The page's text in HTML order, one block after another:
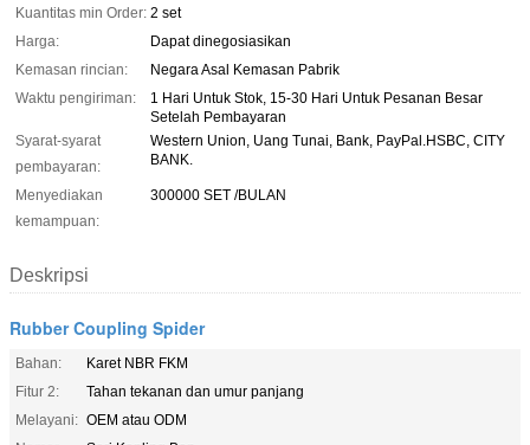
Kuantitas min Order: 2 set
Harga:
Dapat dinegosiasikan
Kemasan rincian:
Negara Asal Kemasan Pabrik
Waktu pengiriman:
1 Hari Untuk Stok, 15-30 Hari Untuk Pesanan Besar
Setelah Pembayaran
Syarat-syarat
pembayaran:
Western Union, Uang Tunai, Bank, PayPal.HSBC, CITY
BANK.
Menyediakan
kemampuan:
300000 SET /BULAN
Deskripsi
Rubber Coupling Spider
Bahan:
Karet NBR FKM
Fitur 2:
Tahan tekanan dan umur panjang
Melayani: OEM atau ODM